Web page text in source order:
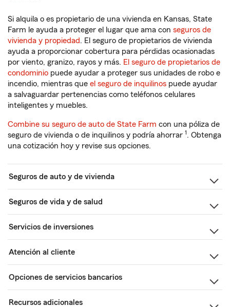
Si alquila o es propietario de una vivienda en Kansas, State
Farm le ayuda a proteger el lugar que ama con seguros de
vivienda y propiedad. El seguro de propietarios de vivienda
ayuda a proporcionar cobertura para pérdidas ocasionadas
por viento, granizo, rayos y más. El seguro de propietarios de
condominio puede ayudar a proteger sus unidades de robo e
incendio, mientras que el seguro de inquilinos puede ayudar
a salvaguardar pertenencias como teléfonos celulares
inteligentes y muebles.
Combine su seguro de auto de State Farm con una póliza de
seguro de vivienda o de inquilinos y podría ahorrar 1. Obtenga
una cotización hoy y revise sus opciones.
Seguros de auto y de vivienda
Seguros de vida y de salud
Servicios de inversiones
Atención al cliente
Opciones de servicios bancarios
Recursos adicionales